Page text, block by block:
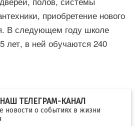
приобретение нового
В следующем году школе
лет, в ней обучаются 240
ТЕЛЕГРАМ-КАНАЛ
новости о событиях в жизни